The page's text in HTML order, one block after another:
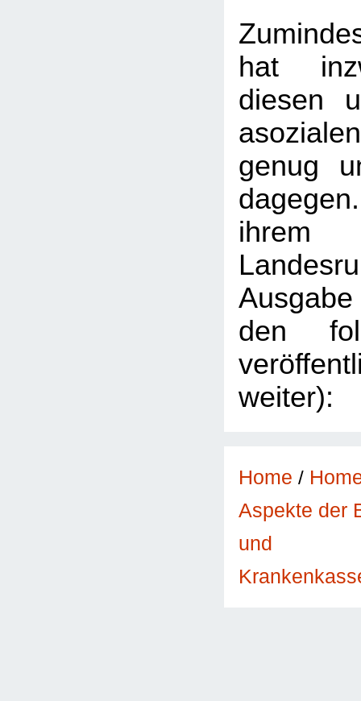
hat
diesen
genug
ihrem
den
weiter):
Home /
Aspekte der
und